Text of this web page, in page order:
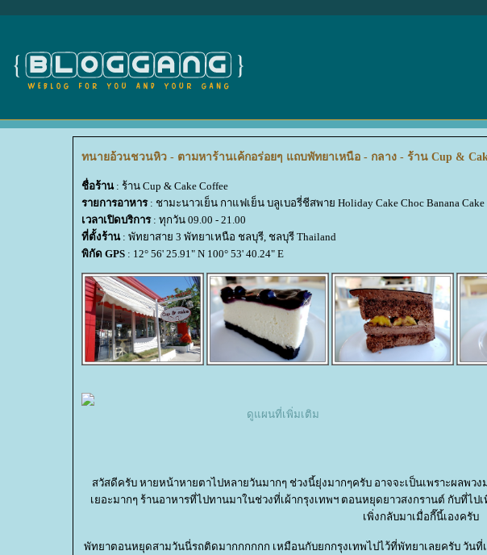
ทนายอ้วนชวนหิว - ตามหาร้านเค้กอร่อยๆ แถบพัทยาเหนือ - กลาง - ร้าน Cup &
ชื่อร้าน: ร้าน Cup & Cake Coffee
รายการอาหาร: ชามะนาวเย็น กาแฟเย็น บลูเบอรี่ชีสพาย Holiday Cake Choc Banana Cake
เวลาเปิดบริการ: ทุกวัน 09.00 - 21.00
ที่ตั้งร้าน: พัทยาสาย 3 พัทยาเหนือ ชลบุรี, ชลบุรี Thailand
พิกัด GPS : 12° 56' 25.91" N 100° 53' 40.24" E
ดูแผนที่เพิ่มเติม
สวัสดีครับ หายหน้าหายตาไปหลายวันมากๆ ช่วงนี้ยุ่งมากๆครับ อาจจะเป็นเพราะผลพว
เยอะมากๆ ร้านอาหารที่ไปทานมาในช่วงที่เผ้ากรุงเทพฯ ตอนหยุดยาวสงกรานต์ กับที่ไป
เพิ่งกลับมาเมื่อกี๊นี้เองครับ
พัทยาตอนหยุดสามวันนี่รถติดมากกกกกก เหมือนกับยกกรุงเทพไปไว้ที่พัทยาเลยครับ วั